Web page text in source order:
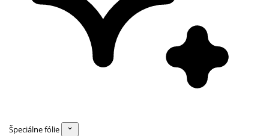
Špeciálne fólie